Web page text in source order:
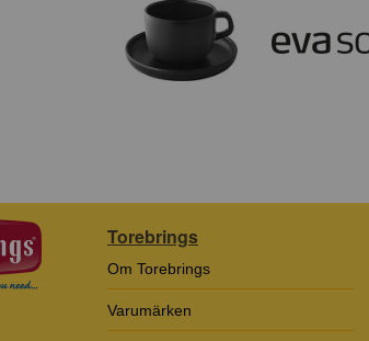
Torebrings
Om Torebrings
Varumärken